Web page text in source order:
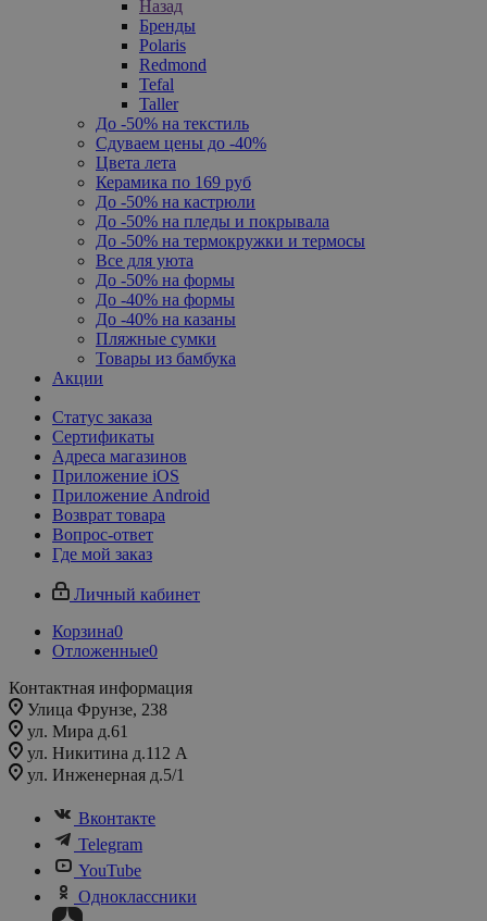
Назад
Бренды
Polaris
Redmond
Tefal
Taller
До -50% на текстиль
Сдуваем цены до -40%
Цвета лета
Керамика по 169 руб
До -50% на кастрюли
До -50% на пледы и покрывала
До -50% на термокружки и термосы
Все для уюта
До -50% на формы
До -40% на формы
До -40% на казаны
Пляжные сумки
Товары из бамбука
Акции
Статус заказа
Сертификаты
Адреса магазинов
Приложение iOS
Приложение Android
Возврат товара
Вопрос-ответ
Где мой заказ
Личный кабинет
Корзина0
Отложенные0
Контактная информация
Улица Фрунзе, 238​
ул. Мира д.61
ул. Никитина д.112 А
ул. Инженерная д.5/1
Вконтакте
Telegram
YouTube
Одноклассники